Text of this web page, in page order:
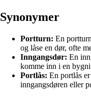
Synonymer
Portturn: En
og låse en dør, ofte
Inngangsdør: En
komme inn i en
Portlås: En portlås
inngangsdøren eller